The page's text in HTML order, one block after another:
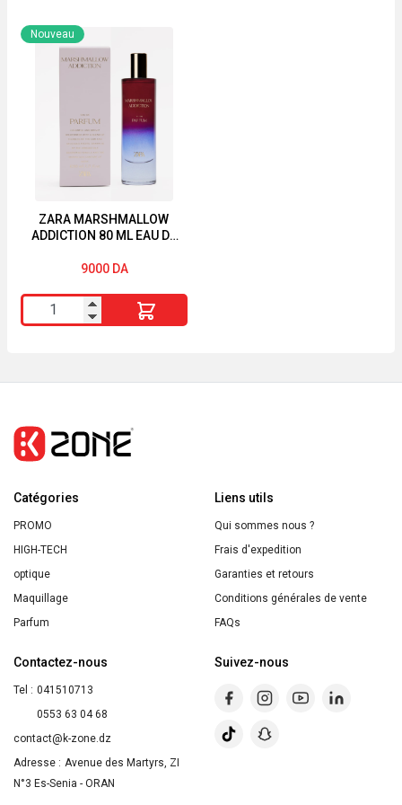
Amber
Fusion
Parfum
Élégant
Intense
ZARA MARSHMALLOW
ADDICTION 80 ML EAU DE
Nouveau
9000 DA
quantité
de
80
ML
DE
PARFUM
Catégories
PROMO
HIGH-TECH
optique
Maquillage
Parfum
Liens utils
Qui sommes nous ?
Frais d'expedition
Garanties et retours
Conditions générales de vente
FAQs
Contactez-nous
Tel : 041510713
0553 63 04 68
contact@k-zone.dz
Adresse : Avenue des Martyrs, ZI
N°3 Es-Senia - ORAN
Suivez-nous